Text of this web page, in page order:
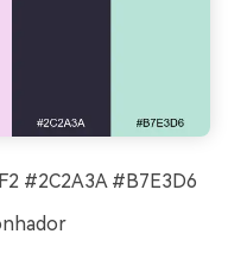
#2C2A3A #B7E3D6